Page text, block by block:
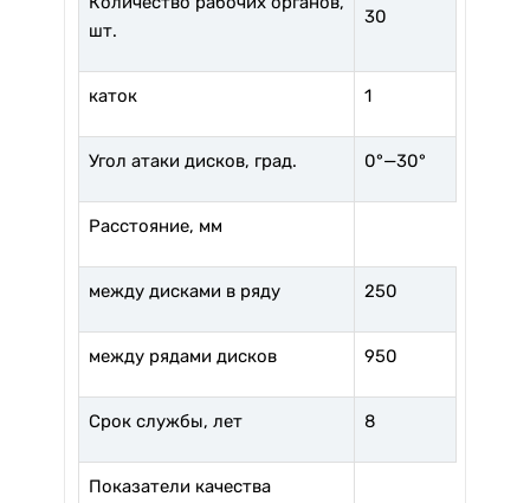
шт.
30
каток 1
Угол атаки дисков, град. 0°—30°
Расстояние, мм
между дисками в ряду 250
между рядами дисков 950
Срок службы, лет 8
Показатели качества